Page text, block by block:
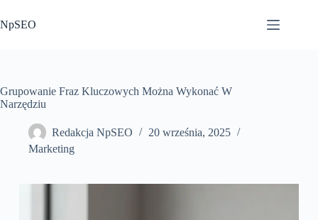
do
treści
NpSEO
Grupowanie Fraz Kluczowych Można Wykonać W
Narzędziu
Redakcja NpSEO
20 września, 2025
Marketing